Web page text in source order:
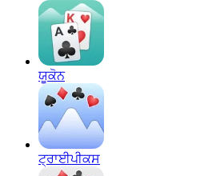
ਯੂਕੋਨ
ਟ੍ਰਾਈਪੀਕਸ